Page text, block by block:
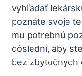
vyhľadať
poznáte svoje
mu potrebnú
dôslední, aby
bez zbytočných